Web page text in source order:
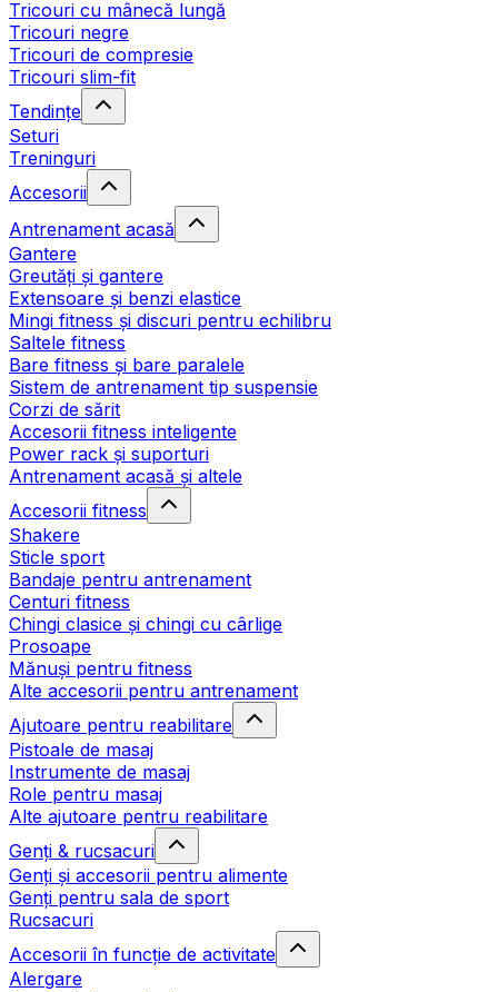
Tricouri cu mânecă lungă
Tricouri negre
Tricouri de compresie
Tricouri slim-fit
Tendințe
Seturi
Treninguri
Accesorii
Antrenament acasă
Gantere
Greutăți și gantere
Extensoare și benzi elastice
Mingi fitness și discuri pentru echilibru
Saltele fitness
Bare fitness și bare paralele
Sistem de antrenament tip suspensie
Corzi de sărit
Accesorii fitness inteligente
Power rack și suporturi
Antrenament acasă și altele
Accesorii fitness
Shakere
Sticle sport
Bandaje pentru antrenament
Centuri fitness
Chingi clasice și chingi cu cârlige
Prosoape
Mănuși pentru fitness
Alte accesorii pentru antrenament
Ajutoare pentru reabilitare
Pistoale de masaj
Instrumente de masaj
Role pentru masaj
Alte ajutoare pentru reabilitare
Genți & rucsacuri
Genți și accesorii pentru alimente
Genți pentru sala de sport
Rucsacuri
Accesorii în funcție de activitate
Alergare